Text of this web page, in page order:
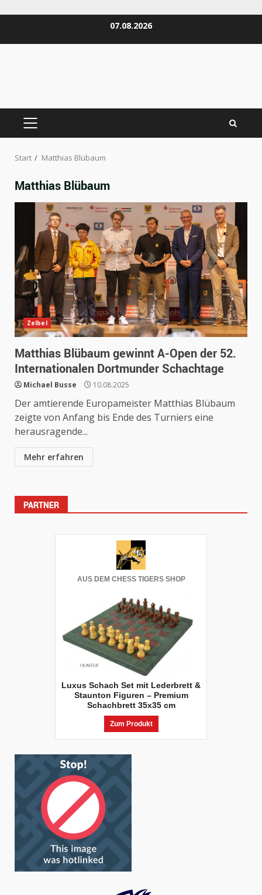
07.08.2026
PRIMÄRES
Start Matthias Blübaum
Matthias Blübaum
Zelbel
Matthias Blübaum gewinnt A-Open der 52.
Internationalen Dortmunder Schachtage
Michael Busse 10.08.2025
Der amtierende Europameister Matthias Blübaum
zeigte von Anfang bis Ende des Turniers eine
herausragende...
Mehr erfahren
PARTNER
AUS DEM CHESS TIGERS SHOP
Luxus Schach Set mit Lederbrett &
Staunton Figuren – Premium
Schachbrett 35x35 cm
Zum Produkt